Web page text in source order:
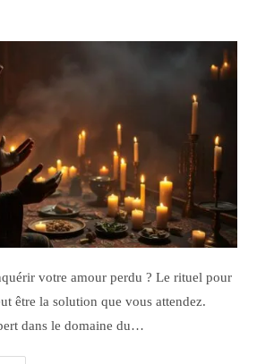
votre amour perdu ? Le rituel pour
être la solution que vous attendez.
dans le domaine du…